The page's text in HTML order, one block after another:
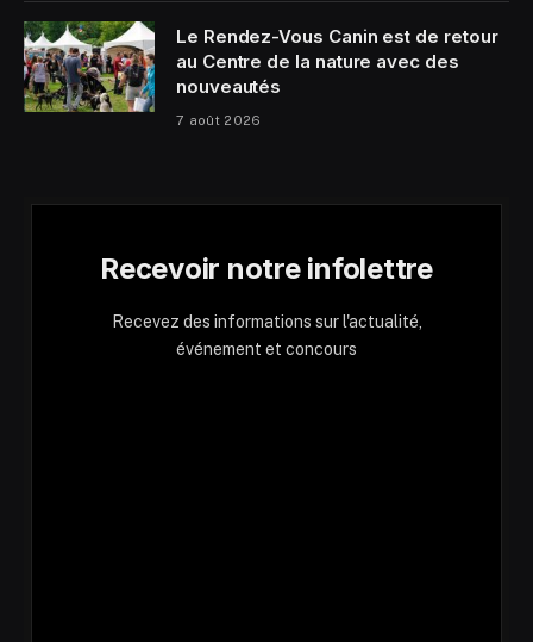
Le Rendez-Vous Canin est de retour
au Centre de la nature avec des
nouveautés
7 août 2026
Recevoir notre infolettre
Recevez des informations sur l'actualité,
événement et concours